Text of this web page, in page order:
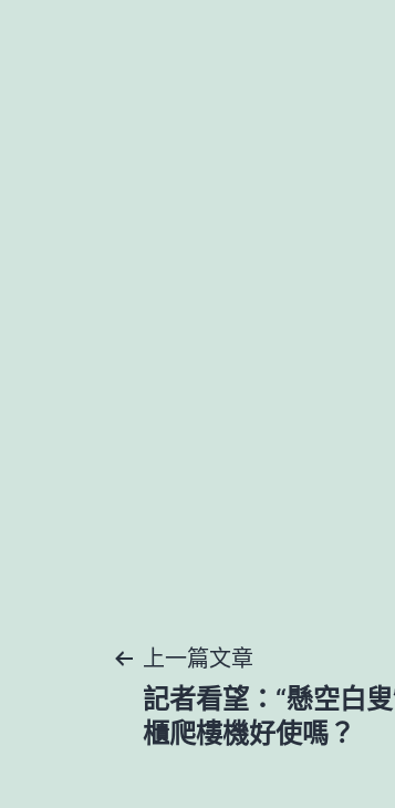
文
章
上一篇文章
記者看望：“懸空白
櫃爬樓機好使嗎？